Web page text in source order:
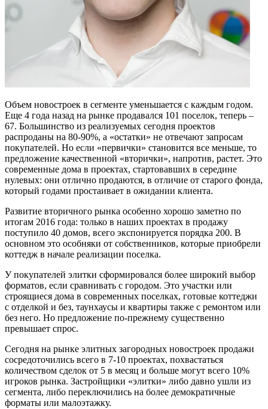
Объем новостроек в сегменте уменьшается с каждым годом.
Еще 4 года назад на рынке продавался 101 поселок, теперь –
67. Большинство из реализуемых сегодня проектов
распроданы на 80-90%, а «остатки» не отвечают запросам
покупателей. Но если «первички» становится все меньше, то
предложение качественной «вторички», напротив, растет. Это
современные дома в проектах, стартовавших в середине
нулевых: они отлично продаются, в отличие от старого фонда,
который годами простаивает в ожидании клиента.
Развитие вторичного рынка особенно хорошо заметно по
итогам 2016 года: только в наших проектах в продажу
поступило 40 домов, всего экспонируется порядка 200. В
основном это особняки от собственников, которые приобрели
коттедж в начале реализации поселка.
У покупателей элитки сформировался более широкий выбор
форматов, если сравнивать с городом. Это участки или
строящиеся дома в современных поселках, готовые коттеджи
с отделкой и без, таунхаусы и квартиры также с ремонтом или
без него. Но предложение по-прежнему существенно
превышает спрос.
Сегодня на рынке элитных загородных новостроек продажи
сосредоточились всего в 7-10 проектах, похвастаться
количеством сделок от 5 в месяц и больше могут всего 10%
игроков рынка. Застройщики «элитки» либо давно ушли из
сегмента, либо переключились на более демократичные
форматы или малоэтажку.